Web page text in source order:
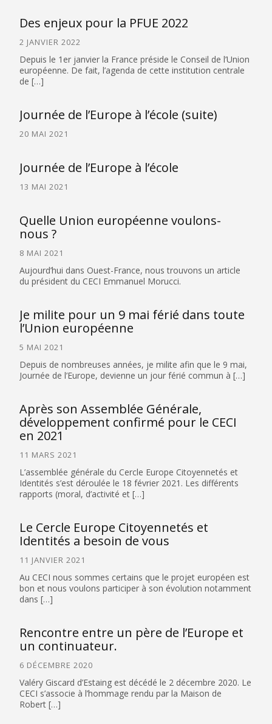
Des enjeux pour la PFUE 2022
2 JANVIER 2022
Depuis le 1er janvier la France préside le Conseil de l’Union
européenne. De fait, l’agenda de cette institution centrale
de […]
Journée de l’Europe à l’école (suite)
20 MAI 2021
Journée de l’Europe à l’école
13 MAI 2021
Quelle Union européenne voulons-
nous ?
8 MAI 2021
Aujourd’hui dans Ouest-France, nous trouvons un article
du président du CECI Emmanuel Morucci.
Je milite pour un 9 mai férié dans toute
l’Union européenne
5 MAI 2021
Depuis de nombreuses années, je milite afin que le 9 mai,
Journée de l’Europe, devienne un jour férié commun à […]
Après son Assemblée Générale,
développement confirmé pour le CECI
en 2021
11 MARS 2021
L’assemblée générale du Cercle Europe Citoyennetés et
Identités s’est déroulée le 18 février 2021. Les différents
rapports (moral, d’activité et […]
Le Cercle Europe Citoyennetés et
Identités a besoin de vous
11 JANVIER 2021
Au CECI nous sommes certains que le projet européen est
bon et nous voulons participer à son évolution notamment
dans […]
Rencontre entre un père de l’Europe et
un continuateur.
6 DÉCEMBRE 2020
Valéry Giscard d’Estaing est décédé le 2 décembre 2020. Le
CECI s’associe à l’hommage rendu par la Maison de
Robert […]